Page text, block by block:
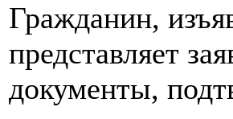
Гражданин,
представляет
документы,